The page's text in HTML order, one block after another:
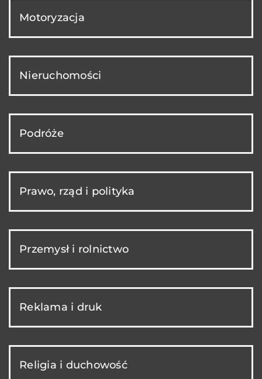
Motoryzacja
Nieruchomości
Podróże
Prawo, rząd i polityka
Przemysł i rolnictwo
Reklama i druk
Religia i duchowość